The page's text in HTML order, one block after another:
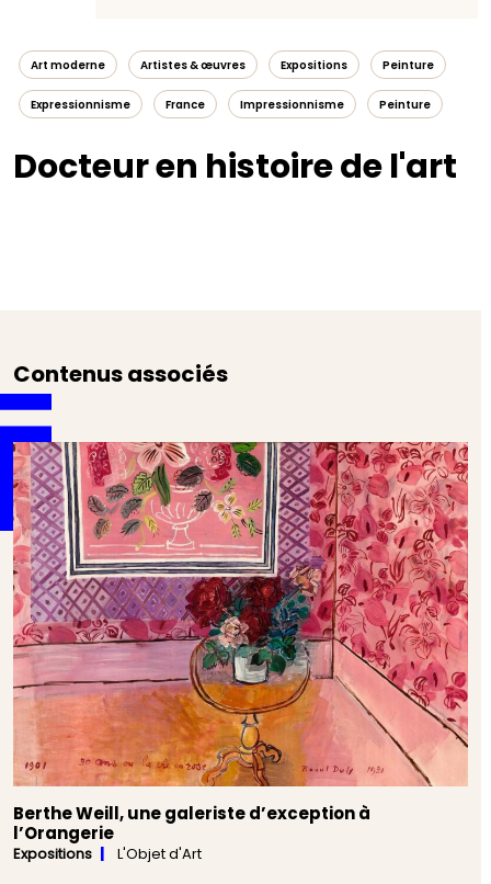
Art moderne Artistes & œuvres Expositions Peinture
Expressionnisme France Impressionnisme Peinture
Docteur en histoire de l'art
Contenus associés
Berthe Weill, une galeriste d’exception à
l’Orangerie
Expositions L'Objet d'Art